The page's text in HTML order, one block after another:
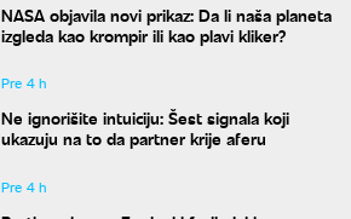
NASA objavila novi prikaz: Da li naša planeta
izgleda kao krompir ili kao plavi kliker?
Pre 4 h
Ne ignorišite intuiciju: Šest signala koji
ukazuju na to da partner krije aferu
Pre 4 h